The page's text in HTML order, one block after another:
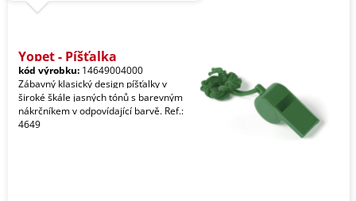
Yopet - Píšťalka
kód výrobku: 14649004000
Zábavný klasický design píšťalky v
široké škále jasných tónů s barevným
nákrčníkem v odpovídající barvě. Ref.:
4649